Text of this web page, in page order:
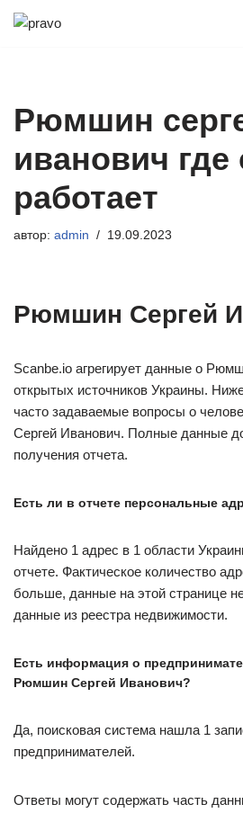
Рюмшин
иванович где
работает
автор: admin 19.09.2023
Рюмшин Сергей
Scanbe.io агрегирует данные о
открытых источников Украины.
часто задаваемые вопросы о
Сергей Иванович. Полные данные
получения отчета.
Есть ли в отчете персональные
Найдено 1 адрес в 1 области
отчете. Фактическое количество
больше, данные на этой странице
данные из реестра недвижимости.
Есть информация о
Рюмшин Сергей Иванович?
Да, поисковая система нашла 1
предпринимателей.
Ответы могут содержать часть